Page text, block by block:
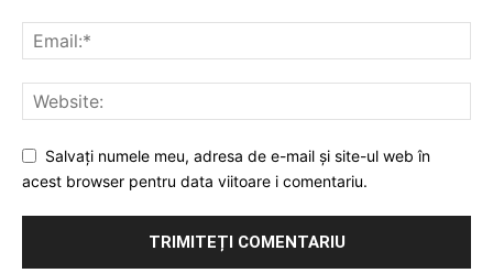
Salvați numele meu, adresa de e-mail și site-ul web în
acest browser pentru data viitoare i comentariu.